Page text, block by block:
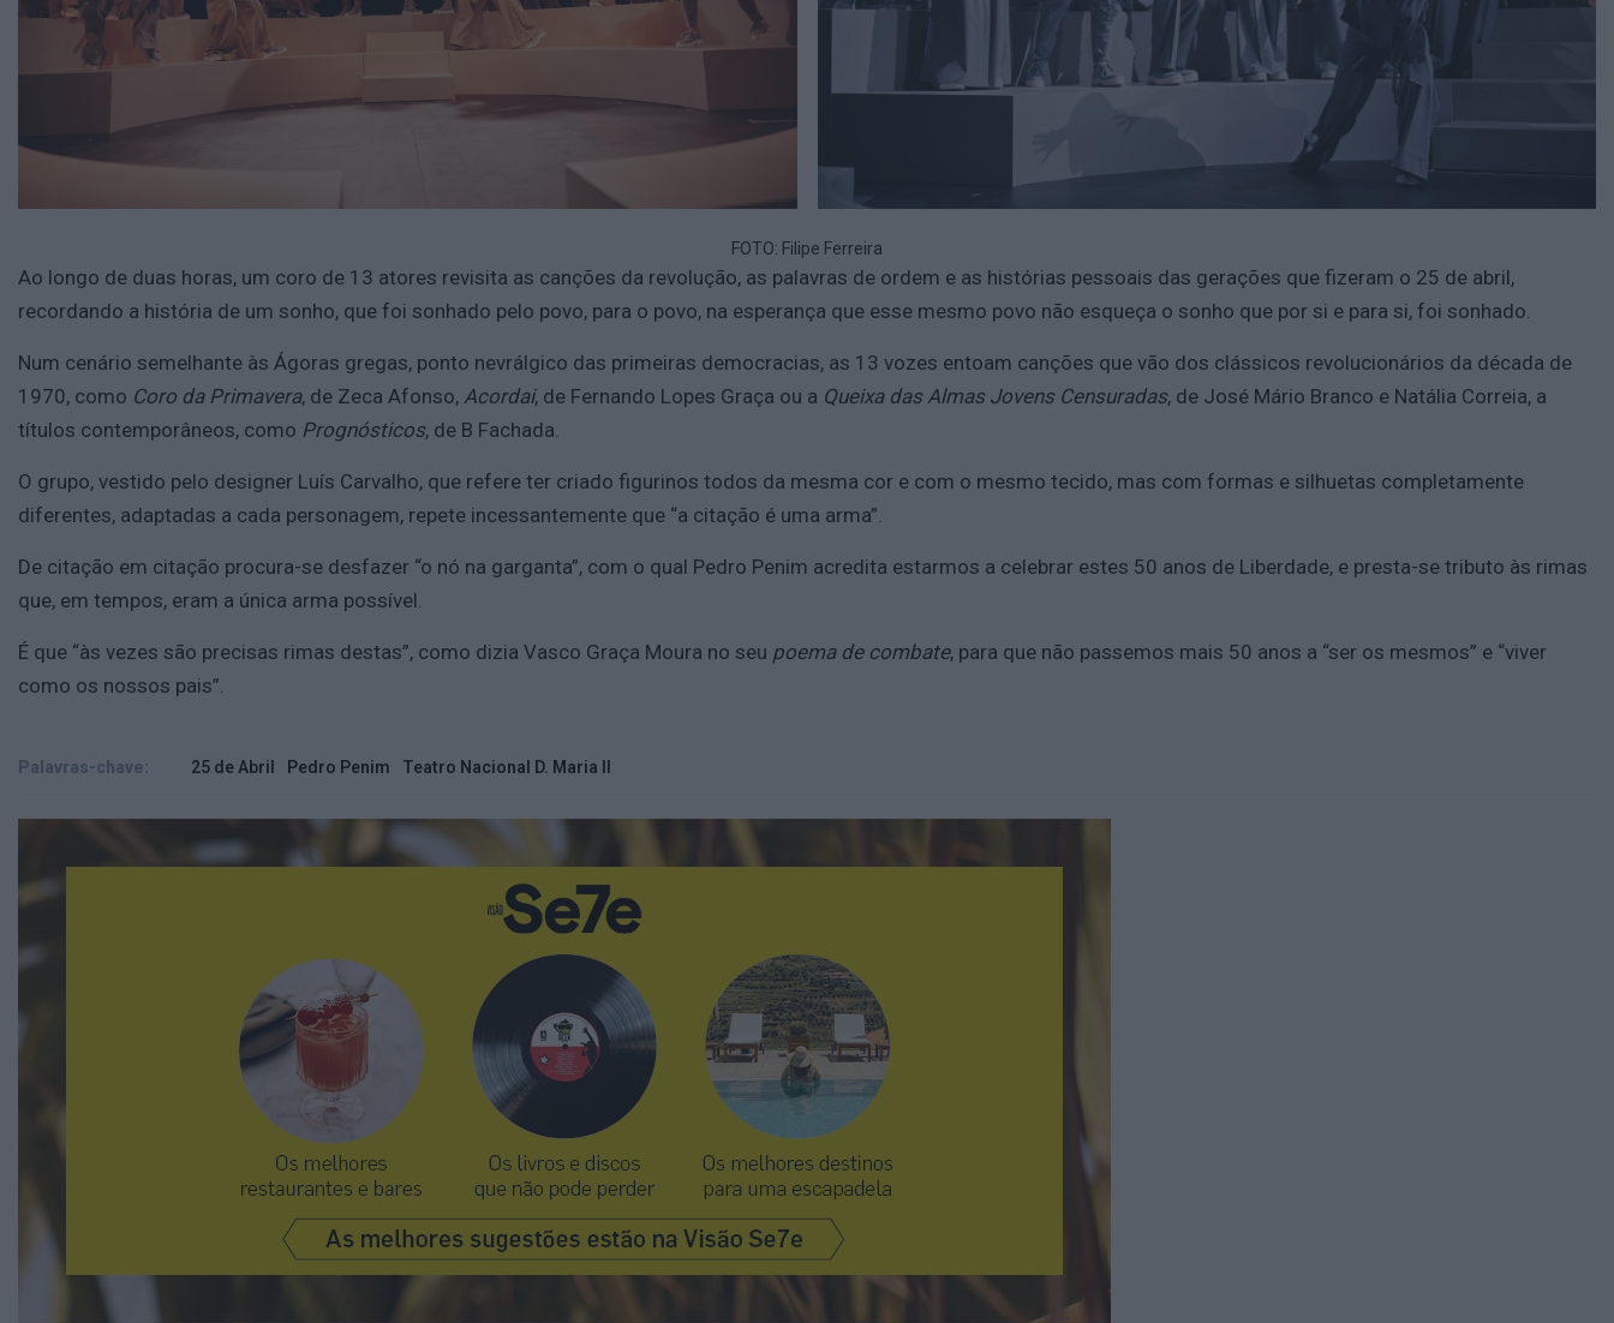
FOTO: Filipe Ferreira
Ao longo de duas horas, um coro de 13 atores revisita as canções da revolução, as palavras de ordem e as histórias pessoais das gerações que fizeram o 25 de abril,
recordando a história de um sonho, que foi sonhado pelo povo, para o povo, na esperança que esse mesmo povo não esqueça o sonho que por si e para si, foi sonhado.
Num cenário semelhante às Ágoras gregas, ponto nevrálgico das primeiras democracias, as 13 vozes entoam canções que vão dos clássicos revolucionários da década de
1970, como Coro da Primavera, de Zeca Afonso, Acordai, de Fernando Lopes Graça ou a Queixa das Almas Jovens Censuradas, de José Mário Branco e Natália Correia, a
títulos contemporâneos, como Prognósticos, de B Fachada.
O grupo, vestido pelo designer Luís Carvalho, que refere ter criado figurinos todos da mesma cor e com o mesmo tecido, mas com formas e silhuetas completamente
diferentes, adaptadas a cada personagem, repete incessantemente que “a citação é uma arma”.
De citação em citação procura-se desfazer “o nó na garganta”, com o qual Pedro Penim acredita estarmos a celebrar estes 50 anos de Liberdade, e presta-se tributo às rimas
que, em tempos, eram a única arma possível.
É que “às vezes são precisas rimas destas”, como dizia Vasco Graça Moura no seu poema de combate, para que não passemos mais 50 anos a “ser os mesmos” e “viver
como os nossos pais”.
Palavras-chave: 25 de Abril Pedro Penim Teatro Nacional D. Maria II